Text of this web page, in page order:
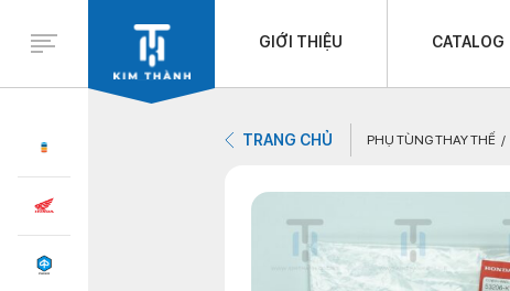
GIỚI THIỆU CATALOG
TRANG CHỦ PHỤ TÙNG THAY THẾ